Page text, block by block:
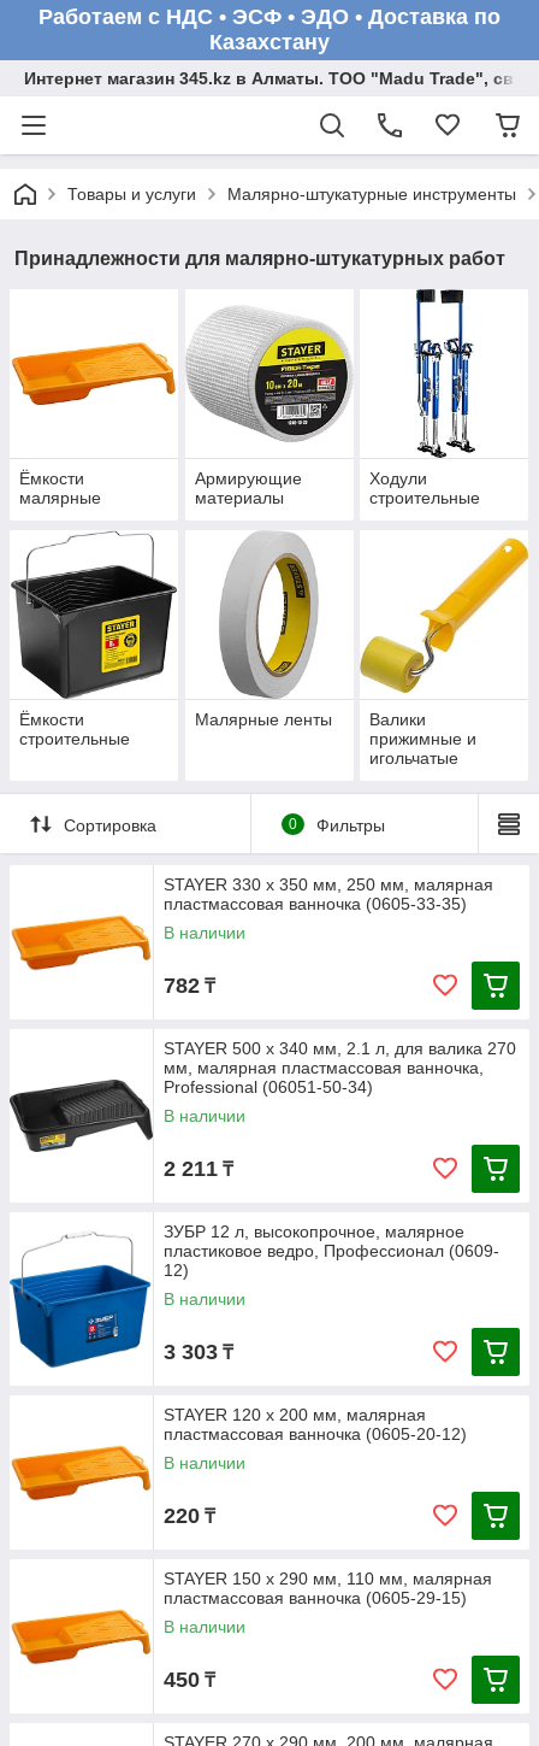
Работаем с НДС • ЭСФ • ЭДО • Доставка по
Казахстану
Интернет магазин 345.kz в Алматы. ТОО "Madu Trade",
Товары и услуги Малярно-штукатурные инструменты
Принадлежности для малярно-штукатурных работ
Ёмкости
малярные
Армирующие
материалы
Ходули
строительные
Ёмкости
строительные
Малярные ленты
Валики
прижимные и
игольчатые
Сортировка 0 Фильтры
STAYER 330 х 350 мм, 250 мм, малярная
пластмассовая ванночка (0605-33-35)
В наличии
782 ₸
STAYER 500 х 340 мм, 2.1 л, для валика 270
мм, малярная пластмассовая ванночка,
Professional (06051-50-34)
В наличии
2 211 ₸
ЗУБР 12 л, высокопрочное, малярное
пластиковое ведро, Профессионал (0609-
12)
В наличии
3 303 ₸
STAYER 120 х 200 мм, малярная
пластмассовая ванночка (0605-20-12)
В наличии
220 ₸
STAYER 150 х 290 мм, 110 мм, малярная
пластмассовая ванночка (0605-29-15)
В наличии
450 ₸